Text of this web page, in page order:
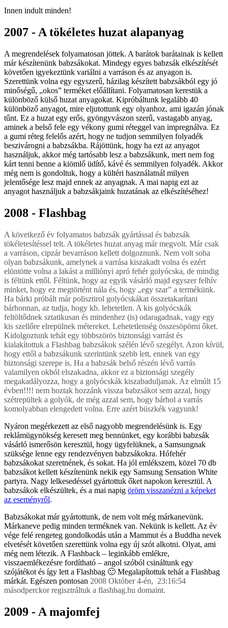
Innen indult minden!
2007 - A tökéletes huzat alapanyag
A megrendelések folyamatosan jöttek. A barátok barátainak is kellett
már készítenünk babzsákokat. Mindegy egyes babzsák elkészítését
követően igyekeztünk variálni a varráson és az anyagon is.
Szerettünk volna egy egyszerű, házilag készített babzsákból egy jó
minőségű, „okos” terméket előállítani. Folyamatosan kerestük a
különböző külső huzat anyagokat. Kipróbáltunk legalább 40
különböző anyagot, mire eljutottunk egy olyanhoz, ami igazán jónak
tűnt. Ez a huzat egy erős, gyöngyvászon szerű, vastagabb anyag,
aminek a belső fele egy vékony gumi réteggel van impregnálva. Ez
a gumi réteg felelős azért, hogy ne tudjon semmilyen folyadék
beszivárogni a babzsákba. Rájöttünk, hogy ha ezt az anyagot
használjuk, akkor még tartósabb lesz a babzsákunk, mert nem fog
kárt tenni benne a kiömlő üdítő, kávé és semmilyen folyadék. Akkor
még nem is gondoltuk, hogy a kültéri használatnál milyen
jelentősége lesz majd ennek az anyagnak. A mai napig ezt az
anyagot használjuk a babzsákjaink huzatának az elkészítéséhez!
2008 - Flashbag
A következő év folyamatos babzsák gyártással és babzsák
tökéletesítéssel telt. A tökéletes huzat anyag már megvolt. Már csak
a varráson, cipzár bevarráson kellett dolgoznunk. Nem volt soha
olyan babzsákunk, amelynek a varrása kiszakadt volna és ezért
elöntötte volna a lakást a milliónyi apró fehér golyócska, de mindig
is féltünk ettől. Féltünk, hogy az egyik vásárló majd egyszer felhív
minket, hogy ez megtörtént nála és, hogy „egy szar” a termékünk.
Ha bárki próbált már polisztirol golyócskákat összetakarítani
bárhonnan, az tudja, hogy kb. lehetetlen. A kis golyócskák
feltöltődnek sztatikusan és mindenhez (is) odaragadnak, vagy egy
kis szellőre elrepülnek métereket. Lehetetlenség összesöpörni őket.
Kidolgoztunk tehát egy többszörös biztonsági varrást és
kialakítottuk a Flashbag babzsákok szélén lévő szegélyt. Azon kívül,
hogy ettől a babzsákunk szerintünk szebb lett, ennek van egy
biztonsági szerepe is. Ha a babzsák belső részén lévő varrás
valamilyen okból elszakadna, akkor ez a biztonsági szegély
megakadályozza, hogy a golyócskák kiszabaduljanak. Az elmúlt 15
évben!!!! nem hoztak hozzánk vissza babzsákot sem azzal, hogy
szétrepültek a golyók, de még azzal sem, hogy bárhol a varrás
komolyabban elengedett volna. Erre azért büszkék vagyunk!
Nyáron megérkezett az első nagyobb megrendelésünk is. Egy
reklámügynökség keresett meg bennünket, egy korábbi babzsák
vásárló ismerősön keresztül, hogy ügyfelüknek, a Samsungnak
szüksége lenne egy rendezvényen babzsákokra. Hófehér
babzsákokat szeretnének, és sokat. Ha jól emlékszem, közel 70 db
babzsákot kellett készítenünk nekik egy Samsung Sensation White
partyra. Nagy lelkesedéssel gyártottuk őket napokon keresztül. A
babzsákok elkészültek, és a mai napig öröm visszanézni a képeket
az eseményről.
Babzsákokat már gyártottunk, de nem volt még márkanevünk.
Márkaneve pedig minden terméknek van. Nekünk is kellett. Az év
vége felé rengeteg gondolkodás után a Mammut és a Buddha nevek
elvetését követően szerettünk volna egy új szót alkotni. Olyat, ami
még nem létezik. A Flashback – leginkább emlékre,
visszaemlékezésre fordítható – angol szóból csináltunk egy
szójátékot és így lett a Flashbag 🙂 Megalapítottuk tehát a Flashbag
márkát. Egészen pontosan 2008 Október 4-én, 23:16:54
másodperckor regisztráltuk a flashbag.hu domaint.
2009 - A majomfej